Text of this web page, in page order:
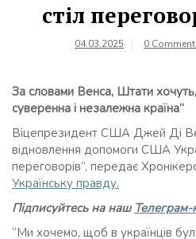
стіл
04.03.2025 0
За словами Венса, Штати
суверенна і незалежна країна”
Віцепрезидент США Джей Ді
відновлення допомоги США
переговорів”, передає
Українську правду.
Підписуйтесь на наш Телеграм-
“Ми хочемо, щоб в українців